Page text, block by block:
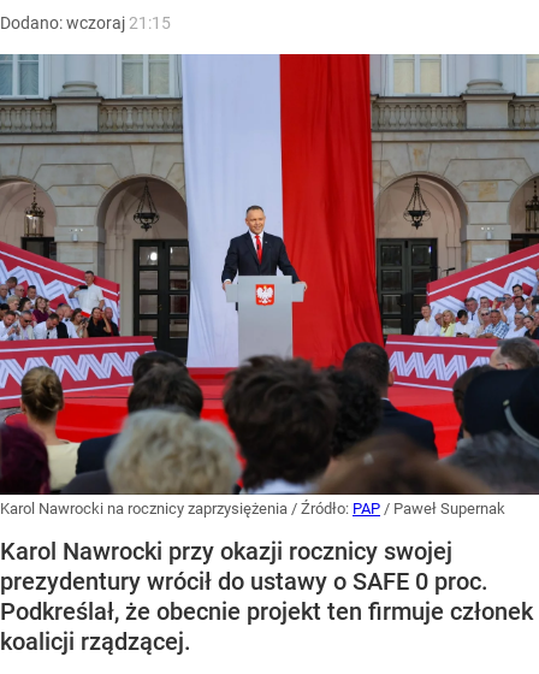
Dodano:wczoraj 21:15
Karol Nawrocki na rocznicy zaprzysiężenia / Źródło: PAP / Paweł Supernak
Karol Nawrocki przy okazji rocznicy swojej
prezydentury wrócił do ustawy o SAFE 0 proc.
Podkreślał, że obecnie projekt ten firmuje członek
koalicji rządzącej.